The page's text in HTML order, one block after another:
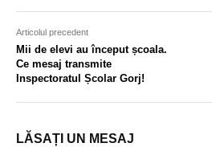
Articolul precedent
Mii de elevi au început școala.
Ce mesaj transmite
Inspectoratul Școlar Gorj!
LĂSAȚI UN MESAJ